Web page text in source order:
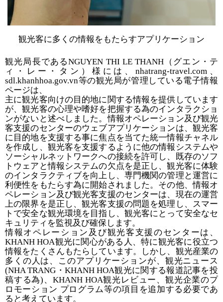
観光客に多くの情報をもたらすアプリケーション
観光局長であるNGUYEN THI LE THANH（グエン・テ
ィ・レー・タン）様には、nhatrang-travel.com 、
sdl.khanhhoa.gov.vn等の観光局が管理している電子情報
ページは、
主に観光客向けの目的地に関する情報を提供しています
が、観光客の心理や嗜好を把握する為のインタラクショ
ンがないと述べしました。情報オペレーション及び観光
客支援のセンターのウェブアプリケーションは、観光客
に目的地を支援する事に焦点を当てた統一情報チャネル
を作成し、観光客を支援するように他の情報システムや
ソーシャルネットワークへの接続を許可し、既存のソフ
トウェアと情報システムの欠点を是正し、観光客に体験
のインタラクティブを向上し、専門機関の管理と運営に
利便性をもたらす為に開始されました。その他、情報オ
ペレーション及び観光客支援のセンターは、現在の運営
上の限界を是正し、観光客支援の問題を処理し、スマー
トで安全な観光環境を目指し、観光客にとって安全なセ
キュリティを監視及び確保します。
情報オペレーション及び観光客支援のセンターは、
KHANH HOA観光に関心がある人、特に観光客に役立つ
情報をたくさんもたらしています。
しかし、観光産業の
多くの人は、このアプリケーションが、 観光ニュース
(NHA TRANG ・ KHANH HOA観光に関する報道記事を投
稿する為) 、 KHANH HOA観光レビュー、観光企業のプ
ロモーション プログラム等の項目を追加する必要であ
ると考えています。